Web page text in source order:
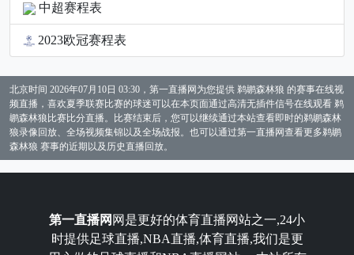
中超赛程表
2023欧冠赛程表
北京时间 2026年07月10日 03:30，第一直播网为您提供 鹈鹕森林狼 的赛事在线视
频直播，喜欢夏季联赛比赛的球迷可以在本页面通过高清无插件信号在线观看 鹈
鹕森林狼比赛比分直播。比赛结束后，您可以继续通过本站查看即时的鹈鹕森林
狼录像回放、全场视频集锦以及全场战报。也可以通过第一直播网查看更多鹈鹕
森林狼 赛事的近期以及历史直播回放。
第一直播网 网是更好的体育直播网站之一,24小
时提供足球直播,NBA直播,体育直播,我们是更